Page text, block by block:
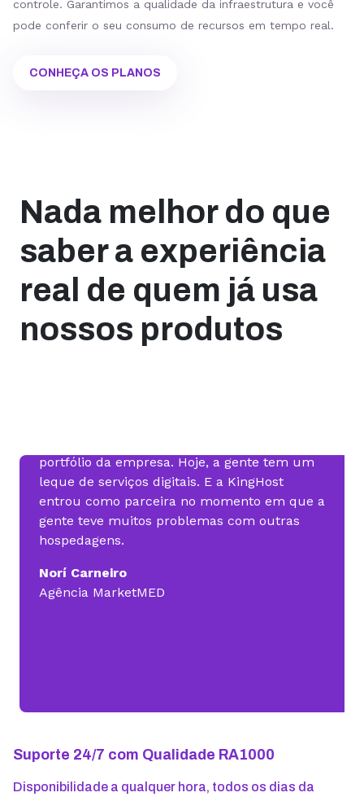
controle. Garantimos a qualidade da infraestrutura e você
pode conferir o seu consumo de recursos em tempo real.
CONHEÇA OS PLANOS
Nada melhor do que
saber a experiência
real de quem já usa
nossos produtos
portfólio da empresa. Hoje, a gente tem um
leque de serviços digitais. E a KingHost
entrou como parceira no momento em que a
gente teve muitos problemas com outras
hospedagens.
Norí Carneiro
Agência MarketMED
Suporte 24/7 com Qualidade RA1000
Disponibilidade a qualquer hora, todos os dias da